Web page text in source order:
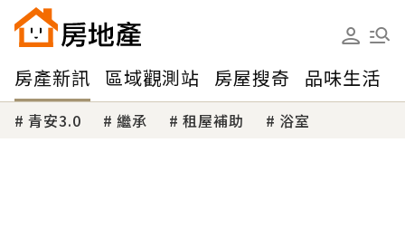
房產新訊 區域觀測站 房屋搜奇 品味生活
青安3.0 繼承 租屋補助 浴室